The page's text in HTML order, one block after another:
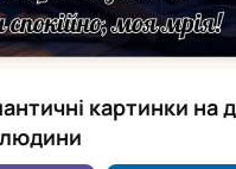
картинки на